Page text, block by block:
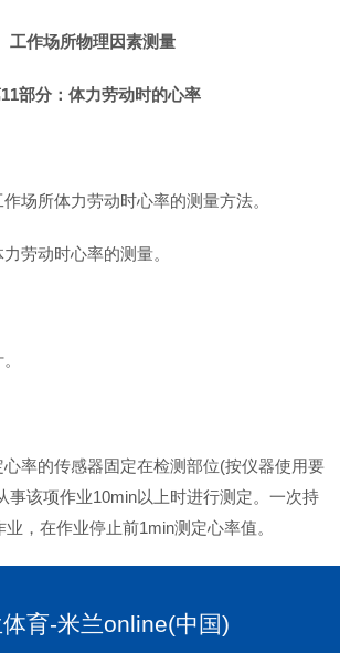
工作场所物理因素测量
部分：体力劳动时的心率
场所体力劳动时心率的测量方法。
劳动时心率的测量。
率的传感器固定在检测部位(按仪器使用要
事该项作业10min以上时进行测定。一次持
，在作业停止前1min测定心率值。
育-米兰online(中国)